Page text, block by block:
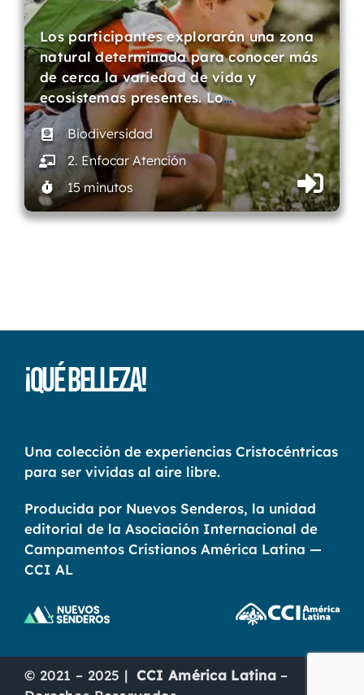
Los participantes explorarán una zona
natural determinada para conocer más
de cerca la variedad de vida y
ecosistemas presentes. Lo…
Biodiversidad
2. Enfocar Atención
15 minutos
¡Qué Belleza!
Una colección de experiencias Cristocéntricas
para ser vividas al aire libre.
Producida por Nuevos Senderos, la unidad
editorial de la Asociación Internacional de
Campamentos Cristianos América Latina —
CCI AL
© 2021 – 2025 | CCI América Latina –